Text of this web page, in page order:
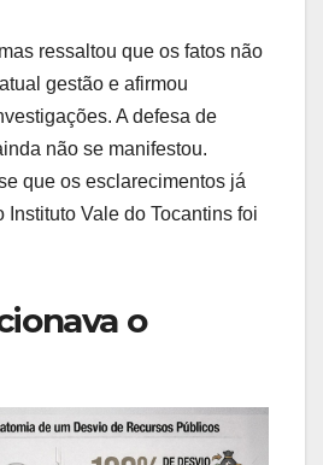
ressaltou que os fatos não
gestão e afirmou
A defesa de
não se manifestou.
que os esclarecimentos já
Instituto Vale do Tocantins foi
o